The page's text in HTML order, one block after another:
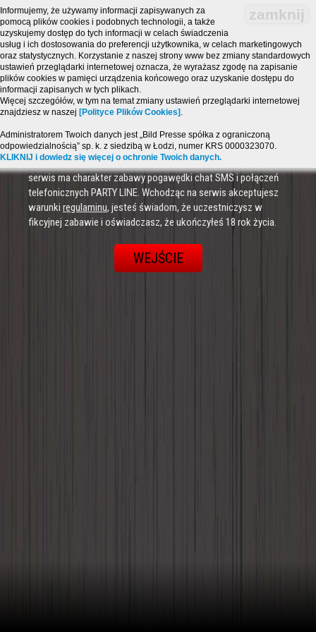
zamknij
Informujemy, że używamy informacji zapisywanych za
pomocą plików cookies i podobnych technologii, a także
uzyskujemy dostęp do tych informacji w celach świadczenia
usług i ich dostosowania do preferencji użytkownika, w celach marketingowych
oraz statystycznych. Korzystanie z naszej strony www bez zmiany standardowych
ustawień przeglądarki internetowej oznacza, że wyrażasz zgodę na zapisanie
plików cookies w pamięci urządzenia końcowego oraz uzyskanie dostępu do
informacji zapisanych w tych plikach.
Więcej szczegółów, w tym na temat zmiany ustawień przeglądarki internetowej
znajdziesz w naszej [Polityce Plików Cookies] .
Administratorem Twoich danych jest „Bild Presse spółka z ograniczoną
odpowiedzialnością” sp. k. z siedzibą w Łodzi, numer KRS 0000323070.
KLIKNIJ i dowiedz się więcej o ochronie Twoich danych.
Strona zawiera treści o charakterze erotycznym i jest
przeznaczona dla osób, które ukończyły 18 lat! Powyższy
serwis ma charakter zabawy pogawędki chat SMS i połączeń
telefonicznych PARTY LINE. Wchodząc na serwis akceptujesz
warunki regulaminu, jesteś świadom, że uczestniczysz w
fikcyjnej zabawie i oświadczasz, że ukończyłeś 18 rok życia.
WEJŚCIE